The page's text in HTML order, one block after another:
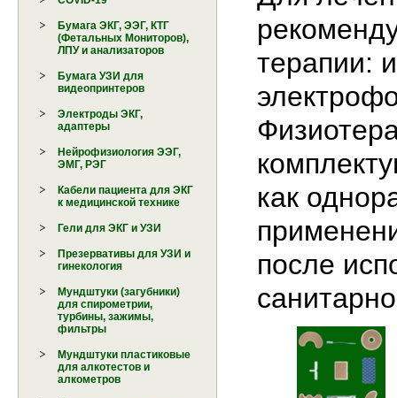
Бумага ЭКГ, ЭЭГ, КТГ
(Фетальных Мониторов),
ЛПУ и анализаторов
Бумага УЗИ для
видеопринтеров
Электроды ЭКГ,
адаптеры
Нейрофизиология ЭЭГ,
ЭМГ, РЭГ
Кабели пациента для ЭКГ
к медицинской технике
Гели для ЭКГ и УЗИ
Презервативы для УЗИ и
гинекология
Мундштуки (загубники)
для спирометрии,
турбины, зажимы,
фильтры
Мундштуки пластиковые
для алкотестов и
алкометров
терапии:
как
после